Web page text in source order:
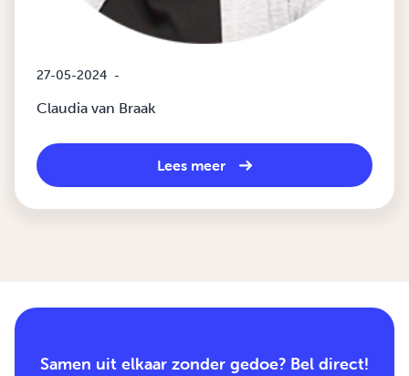
27-05-2024 -
Claudia van Braak
Lees meer
Samen uit elkaar zonder gedoe? Bel direct!